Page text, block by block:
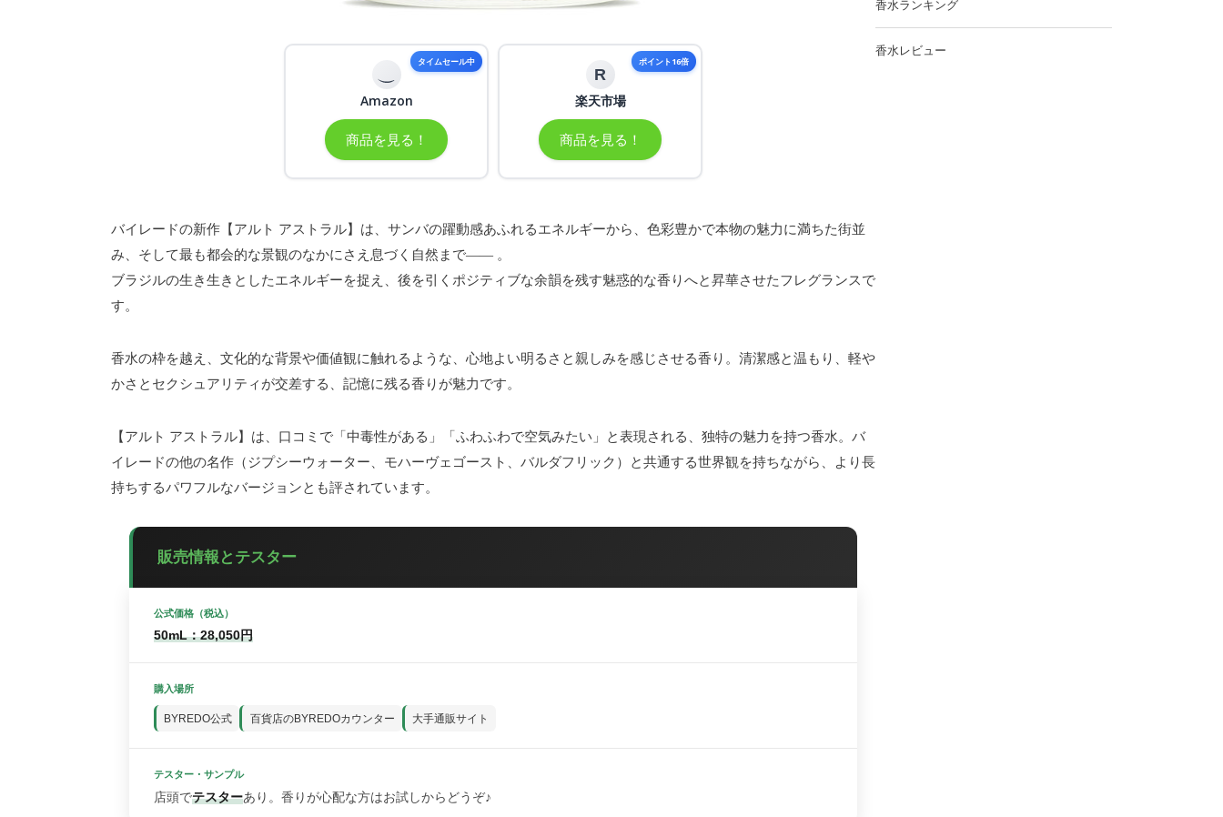
タイムセール中
Amazon
商品を見る！
ポイント16倍
R
楽天市場
商品を見る！
バイレードの新作【アルト アストラル】は、サンバの躍動感あふれるエネルギーから、色彩豊かで本物の魅力に満ちた街並
み、そして最も都会的な景観のなかにさえ息づく自然まで―― 。
ブラジルの生き生きとしたエネルギーを捉え、後を引くポジティブな余韻を残す魅惑的な香りへと昇華させたフレグランスで
す。
香水の枠を越え、文化的な背景や価値観に触れるような、心地よい明るさと親しみを感じさせる香り。清潔感と温もり、軽や
かさとセクシュアリティが交差する、記憶に残る香りが魅力です。
【アルト アストラル】は、口コミで「中毒性がある」「ふわふわで空気みたい」と表現される、独特の魅力を持つ香水。バ
イレードの他の名作（ジプシーウォーター、モハーヴェゴースト、バルダフリック）と共通する世界観を持ちながら、より長
持ちするパワフルなバージョンとも評されています。
販売情報とテスター
公式価格（税込）
50mL：28,050円
購入場所
BYREDO公式 百貨店のBYREDOカウンター 大手通販サイト
テスター・サンプル
店頭でテスターあり。香りが心配な方はお試しからどうぞ♪
香水ランキング
香水レビュー